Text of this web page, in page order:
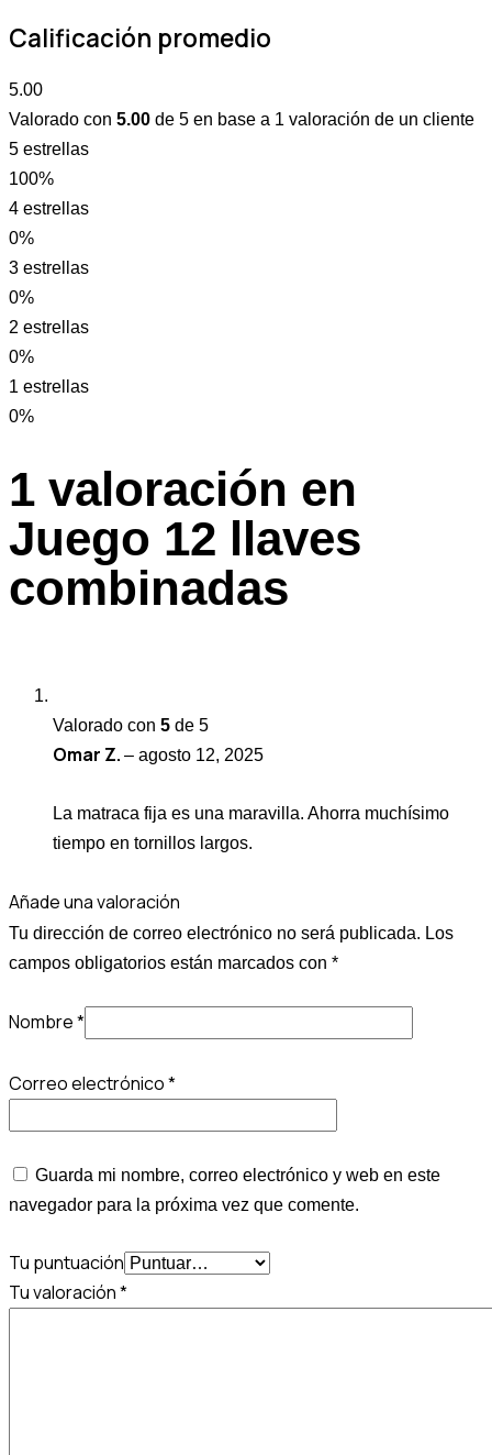
Calificación promedio
5.00
Valorado con 5.00 de 5 en base a 1 valoración de un cliente
5 estrellas
100%
4 estrellas
0%
3 estrellas
0%
2 estrellas
0%
1 estrellas
0%
1 valoración en
Juego 12 llaves
combinadas
Valorado con 5 de 5
Omar Z. – agosto 12, 2025
La matraca fija es una maravilla. Ahorra muchísimo
tiempo en tornillos largos.
Añade una valoración
Tu dirección de correo electrónico no será publicada. Los
campos obligatorios están marcados con *
Nombre*
Correo electrónico*
Guarda mi nombre, correo electrónico y web en este
navegador para la próxima vez que comente.
Tu puntuación
Tu valoración*